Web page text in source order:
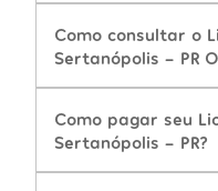
Como consultar o
Sertanópolis - PR
Como pagar seu
Sertanópolis - PR?